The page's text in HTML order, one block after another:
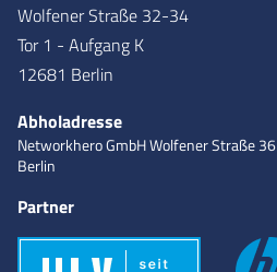
Wolfener Straße 32-34
Tor 1 - Aufgang K
12681 Berlin
Abholadresse
Networkhero GmbHWolfener Straße 36
Berlin
Partner